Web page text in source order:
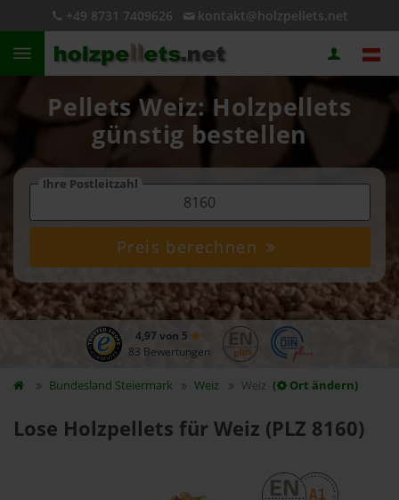
+49 8731 7409626 kontakt@holzpellets.net
Pellets Weiz: Holzpellets
günstig bestellen
Ihre Postleitzahl
Preis berechnen
4,97 von 5
83 Bewertungen
Bundesland Steiermark Weiz Weiz ( Ort ändern)
Lose Holzpellets für Weiz (PLZ 8160)